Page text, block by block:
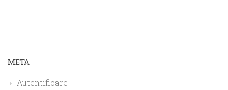
META
Autentificare